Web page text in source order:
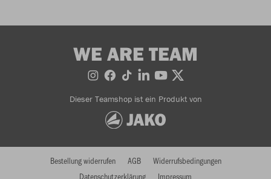
WE ARE TEAM
Dieser Teamshop ist ein Produkt von
Bestellung widerrufen AGB
Widerrufsbedingungen
Datenschutzerklärung
Impressum